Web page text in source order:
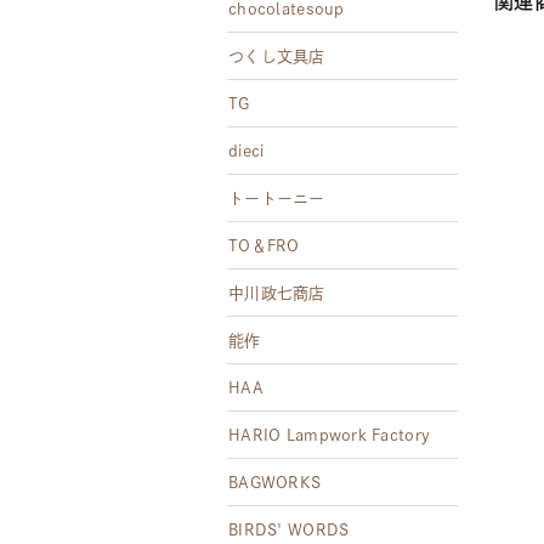
chocolatesoup
つくし文具店
TG
dieci
トートーニー
TO＆FRO
中川政七商店
能作
HAA
HARIO Lampwork Factory
BAGWORKS
BIRDS' WORDS